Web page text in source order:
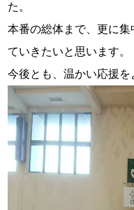
た。
本番の総体まで、更に
ていきたいと思います。
今後とも、温かい応援を